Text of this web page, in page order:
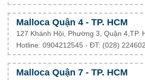
Malloca Quận 4 - TP. HCM
127 Khánh Hội, Phường 3, Quận 4,TP.
Hotline: 0904212545 - ĐT: (028)
Malloca Quận 7 - TP. HCM